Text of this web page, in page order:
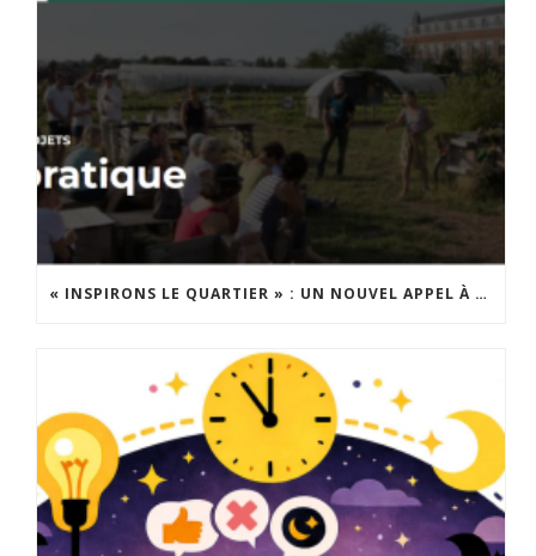
« INSPIRONS LE QUARTIER » : UN NOUVEL APPEL À PROJETS EST LANCÉ !